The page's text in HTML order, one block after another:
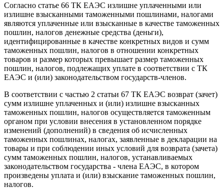
Согласно статье 66 ТК ЕАЭС излишне уплаченными или
излишне взысканными таможенными пошлинами, налогами
являются уплаченные или взысканные в качестве таможенных
пошлин, налогов денежные средства (деньги),
идентифицированные в качестве конкретных видов и сумм
таможенных пошлин, налогов в отношении конкретных
товаров и размер которых превышает размер таможенных
пошлин, налогов, подлежащих уплате в соответствии с ТК
ЕАЭС и (или) законодательством государств-членов.
В соответствии с частью 2 статьи 67 ТК ЕАЭС возврат (зачет)
сумм излишне уплаченных и (или) излишне взысканных
таможенных пошлин, налогов осуществляется таможенным
органом при условии внесения в установленном порядке
изменений (дополнений) в сведения об исчисленных
таможенных пошлинах, налогах, заявленные в декларации на
товары и при соблюдении иных условий для возврата (зачета)
сумм таможенных пошлин, налогов, устанавливаемых
законодательством государства - члена ЕАЭС, в котором
произведены уплата и (или) взыскание таможенных пошлин,
налогов.